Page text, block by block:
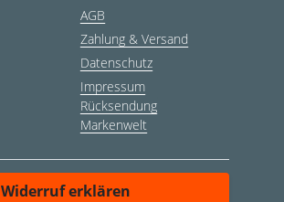
AGB
Zahlung & Versand
Datenschutz
Impressum
Rücksendung
Markenwelt
Widerruf erklären